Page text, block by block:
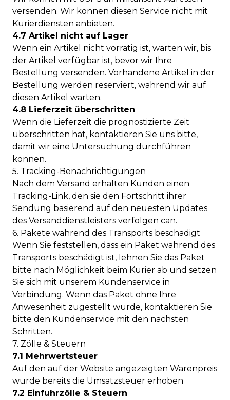
versenden. Wir können diesen Service nicht mit
Kurierdiensten anbieten.
4.7 Artikel nicht auf Lager
Wenn ein Artikel nicht vorrätig ist, warten wir, bis
der Artikel verfügbar ist, bevor wir Ihre
Bestellung versenden. Vorhandene Artikel in der
Bestellung werden reserviert, während wir auf
diesen Artikel warten.
4.8 Lieferzeit überschritten
Wenn die Lieferzeit die prognostizierte Zeit
überschritten hat, kontaktieren Sie uns bitte,
damit wir eine Untersuchung durchführen
können.
5. Tracking-Benachrichtigungen
Nach dem Versand erhalten Kunden einen
Tracking-Link, den sie den Fortschritt ihrer
Sendung basierend auf den neuesten Updates
des Versanddienstleisters verfolgen can.
6. Pakete während des Transports beschädigt
Wenn Sie feststellen, dass ein Paket während des
Transports beschädigt ist, lehnen Sie das Paket
bitte nach Möglichkeit beim Kurier ab und setzen
Sie sich mit unserem Kundenservice in
Verbindung. Wenn das Paket ohne Ihre
Anwesenheit zugestellt wurde, kontaktieren Sie
bitte den Kundenservice mit den nächsten
Schritten.
7. Zölle & Steuern
7.1 Mehrwertsteuer
Auf den auf der Website angezeigten Warenpreis
wurde bereits die Umsatzsteuer erhoben
7.2 Einfuhrzölle & Steuern